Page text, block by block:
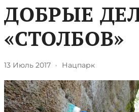
ДОБРЫЕ
«СТОЛБОВ»
13 Июль 2017 · Нацпарк